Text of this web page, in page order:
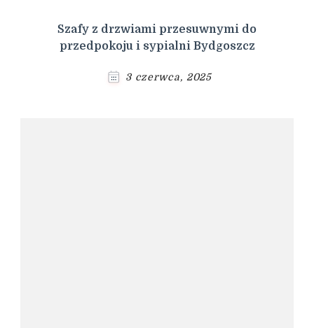
Szafy z drzwiami przesuwnymi do
przedpokoju i sypialni Bydgoszcz
3 czerwca, 2025